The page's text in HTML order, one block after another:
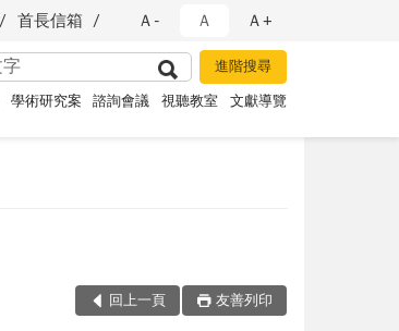
首長信箱 Ａ- Ａ Ａ+
學術研究案 諮詢會議 視聽教室 文獻導覽
回上一頁 友善列印